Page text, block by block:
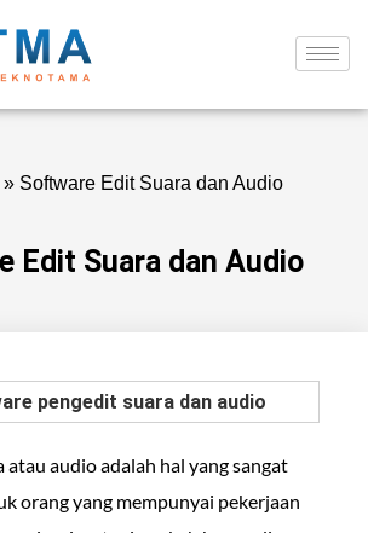
» Software Edit Suara dan Audio
Edit Suara dan Audio
atau audio adalah hal yang sangat
orang yang mempunyai pekerjaan